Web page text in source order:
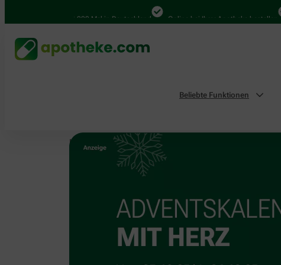
4.000 Mal in Deutschland Online bei Ihrer Apotheke bestellen
Beliebte Funktionen
Home Aktionen & Empfehlungen